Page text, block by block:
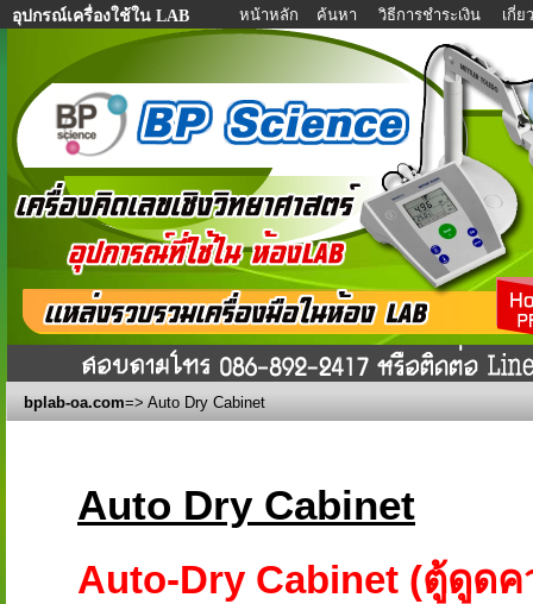
อุปกรณ์เครื่องใช้ใน LAB หน้าหลัก ค้นหา วิธีการชำระเงิน เกี่ย
bplab-oa.com=> Auto Dry Cabinet
Auto Dry Cabinet
Auto-Dry Cabinet (ตู้ดูด